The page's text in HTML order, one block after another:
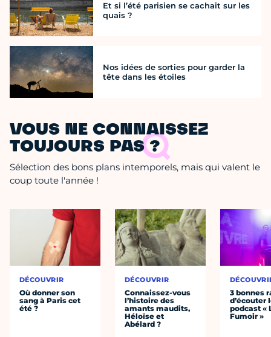
Et si l’été parisien se cachait sur les
quais ?
Nos idées de sorties pour garder la
tête dans les étoiles
VOUS NE CONNAISSEZ
TOUJOURS PAS ?
Sélection des bons plans intemporels, mais qui valent le
coup toute l'année !
DÉCOUVRIR
Où donner son
sang à Paris cet
été ?
DÉCOUVRIR
Connaissez-vous
l’histoire des
amants maudits,
Héloïse et
Abélard ?
3 bonnes
d’écouter
podcast «
Fumoir »